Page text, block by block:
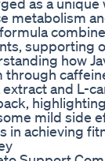
metabolism
supporting
how
through
and L-
mild side
in achieving